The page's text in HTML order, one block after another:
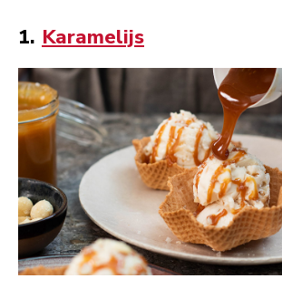
1. Karamelijs